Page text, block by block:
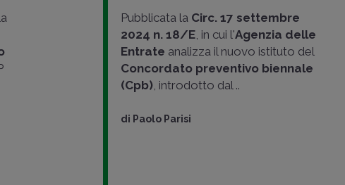
Pubblicata la Circ. 17 settembre
2024 n. 18/E, in cui l'Agenzia delle
Entrate analizza il nuovo istituto del
Concordato preventivo biennale
(Cpb), introdotto dal ..
di Paolo Parisi